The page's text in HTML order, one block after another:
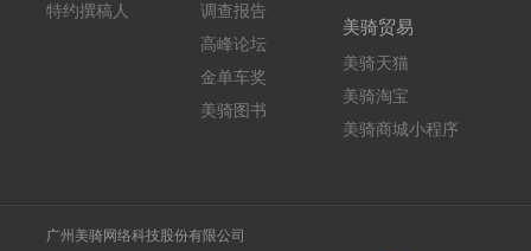
特约撰稿人
调查报告
高峰论坛
金单车奖
美骑图书
美骑贸易
美骑天猫
美骑淘宝
美骑商城小程序
广州美骑网络科技股份有限公司